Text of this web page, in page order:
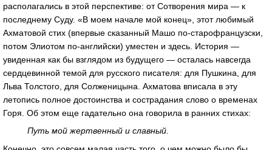
располагались в этой перспективе: от Сотворения мира — к
последнему Суду. «В моем начале мой конец», этот любимый
Ахматовой стих (впервые сказанный Машо по-старофранцузски,
потом Элиотом по-английски) уместен и здесь. История —
увиденная как бы взглядом из будущего — осталась навсегда
сердцевинной темой для русского писателя: для Пушкина, для
Льва Толстого, для Солженицына. Ахматова вписала в эту
летопись полное достоинства и сострадания слово о временах
Горя. Об этом еще гадательно она говорила в ранних стихах:
Путь мой жертвенный и славный.